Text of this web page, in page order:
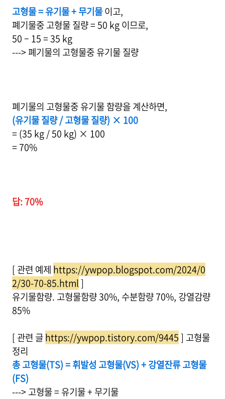
고형물 = 유기물 + 무기물이고,
폐기물중 고형물 질량 = 50 kg 이므로,
50 – 15 = 35 kg
---> 폐기물의 고형물중 유기물 질량
폐기물의 고형물중 유기물 함량을 계산하면,
(유기물 질량 / 고형물 질량) × 100
= (35 kg / 50 kg) × 100
= 70%
답: 70%
[ 관련 예제 https://ywpop.blogspot.com/2024/0
2/30-70-85.html]
유기물함량. 고형물함량 30%, 수분함량 70%, 강열감량
85%
[ 관련 글https://ywpop.tistory.com/9445] 고형물
정리
총 고형물(TS) = 휘발성 고형물(VS) + 강열잔류 고형물
(FS)
---> 고형물 = 유기물 + 무기물